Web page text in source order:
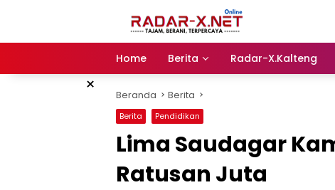
Home Berita Radar-X.Kalteng
× Beranda Berita
Berita Pendidikan
Lima Saudagar
Ratusan Juta